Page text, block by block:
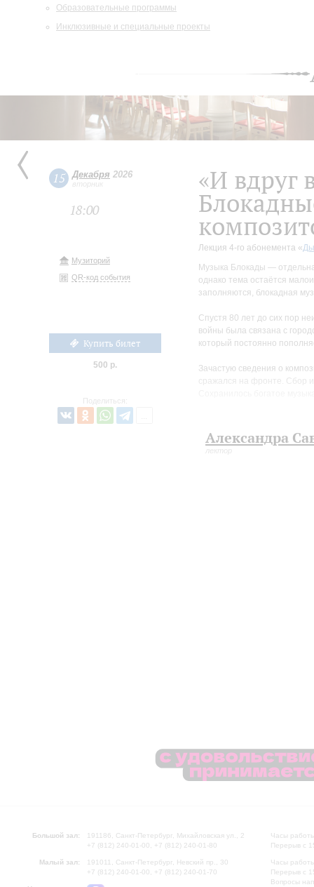
Образовательные программы
Инклюзивные и специальные проекты
15 Декабря 2026
вторник
18:00
Музиторий
QR-код события
Купить билет
500 р.
Поделиться:
«И вдруг
Лекция 4-го абонемента «
Музыка Блокады —
однако тема остаётся
заполняются, блокадная
Спустя 80 лет до сих пор
войны была связана с
который постоянно
Зачастую сведения о
сражался на фронте. Сбор
создателях.
Александра
лектор
Большой зал:
191186, Санкт-Петербург, Михайловская ул., 2
+7 (812) 240-01-00, +7 (812) 240-01-80
Малый зал:
191011, Санкт-Петербург, Невский пр., 30
+7 (812) 240-01-00, +7 (812) 240-01-70
Часы
Перерыв с
Часы
Перерыв с
Вопросы